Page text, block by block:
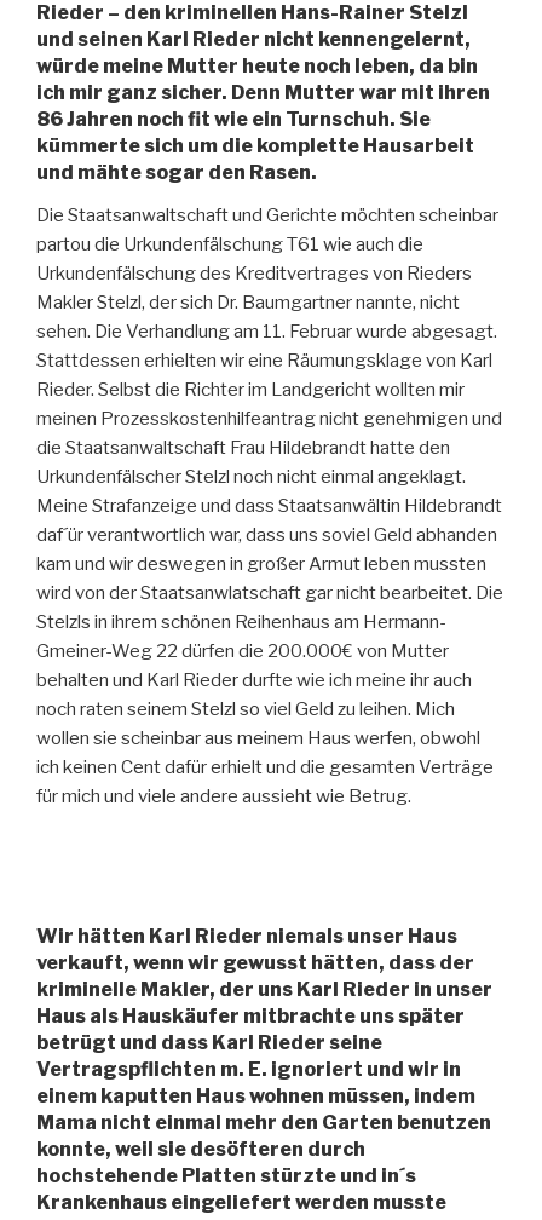
Rieder – den kriminellen Hans-Rainer Stelzl
und seinen Karl Rieder nicht kennengelernt,
würde meine Mutter heute noch leben, da bin
ich mir ganz sicher. Denn Mutter war mit ihren
86 Jahren noch fit wie ein Turnschuh. Sie
kümmerte sich um die komplette Hausarbeit
und mähte sogar den Rasen.
Die Staatsanwaltschaft und Gerichte möchten scheinbar
partou die Urkundenfälschung T61 wie auch die
Urkundenfälschung des Kreditvertrages von Rieders
Makler Stelzl, der sich Dr. Baumgartner nannte, nicht
sehen. Die Verhandlung am 11. Februar wurde abgesagt.
Stattdessen erhielten wir eine Räumungsklage von Karl
Rieder. Selbst die Richter im Landgericht wollten mir
meinen Prozesskostenhilfeantrag nicht genehmigen und
die Staatsanwaltschaft Frau Hildebrandt hatte den
Urkundenfälscher Stelzl noch nicht einmal angeklagt.
Meine Strafanzeige und dass Staatsanwältin Hildebrandt
daf´ür verantwortlich war, dass uns soviel Geld abhanden
kam und wir deswegen in großer Armut leben mussten
wird von der Staatsanwlatschaft gar nicht bearbeitet. Die
Stelzls in ihrem schönen Reihenhaus am Hermann-
Gmeiner-Weg 22 dürfen die 200.000€ von Mutter
behalten und Karl Rieder durfte wie ich meine ihr auch
noch raten seinem Stelzl so viel Geld zu leihen. Mich
wollen sie scheinbar aus meinem Haus werfen, obwohl
ich keinen Cent dafür erhielt und die gesamten Verträge
für mich und viele andere aussieht wie Betrug.
Wir hätten Karl Rieder niemals unser Haus
verkauft, wenn wir gewusst hätten, dass der
kriminelle Makler, der uns Karl Rieder in unser
Haus als Hauskäufer mitbrachte uns später
betrügt und dass Karl Rieder seine
Vertragspflichten m. E. ignoriert und wir in
einem kaputten Haus wohnen müssen, indem
Mama nicht einmal mehr den Garten benutzen
konnte, weil sie desöfteren durch
hochstehende Platten stürzte und in´s
Krankenhaus eingeliefert werden musste